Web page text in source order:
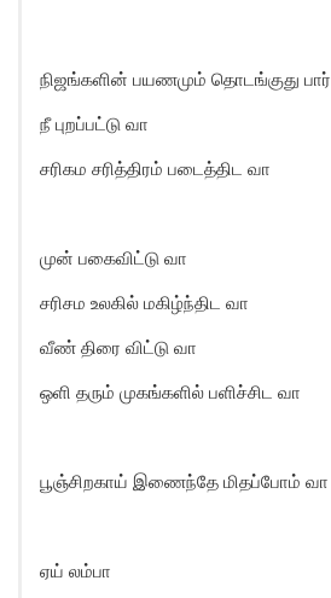
நிஜங்களின் பயணமும் தொடங்குது பார்
நீ புறப்பட்டு வா
சரிகம சரித்திரம் படைத்திட வா
முன் பகைவிட்டு வா
சரிசம உலகில் மகிழ்ந்திட வா
வீண் திரை விட்டு வா
ஒளி தரும் முகங்களில் பளிச்சிட வா
பூஞ்சிறகாய் இணைந்தே மிதப்போம் வா
ஏய் லம்பா